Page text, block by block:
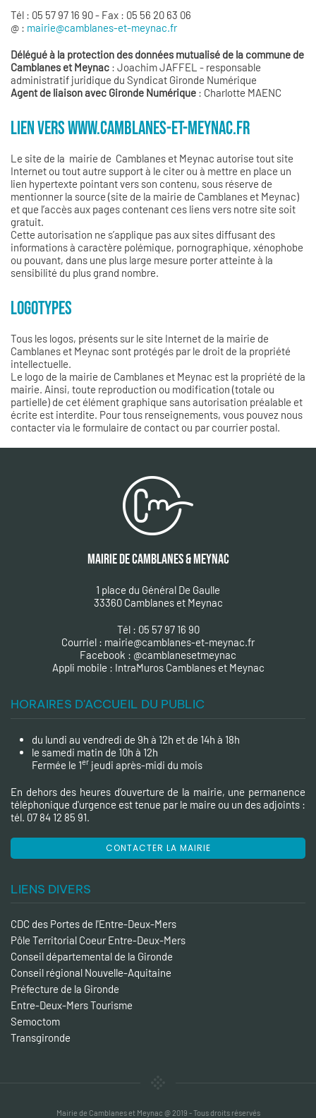
Tél : 05 57 97 16 90 - Fax : 05 56 20 63 06
@ : mairie@camblanes-et-meynac.fr
Délégué à la protection des données mutualisé de la commune de
Camblanes et Meynac : Joachim JAFFEL - responsable
administratif juridique du Syndicat Gironde Numérique
Agent de liaison avec Gironde Numérique : Charlotte MAENC
LIEN VERS WWW.CAMBLANES-ET-MEYNAC.FR
Le site de la mairie de Camblanes et Meynac autorise tout site
Internet ou tout autre support à le citer ou à mettre en place un
lien hypertexte pointant vers son contenu, sous réserve de
mentionner la source (site de la mairie de Camblanes et Meynac)
et que l’accès aux pages contenant ces liens vers notre site soit
gratuit.
Cette autorisation ne s’applique pas aux sites diffusant des
informations à caractère polémique, pornographique, xénophobe
ou pouvant, dans une plus large mesure porter atteinte à la
sensibilité du plus grand nombre.
LOGOTYPES
Tous les logos, présents sur le site Internet de la mairie de
Camblanes et Meynac sont protégés par le droit de la propriété
intellectuelle.
Le logo de la mairie de Camblanes et Meynac est la propriété de la
mairie. Ainsi, toute reproduction ou modification (totale ou
partielle) de cet élément graphique sans autorisation préalable et
écrite est interdite. Pour tous renseignements, vous pouvez nous
contacter via le formulaire de contact ou par courrier postal.
MAIRIE DE CAMBLANES & MEYNAC
1 place du Général De Gaulle
33360 Camblanes et Meynac
Tél : 05 57 97 16 90
Courriel : mairie@camblanes-et-meynac.fr
Facebook : @camblanesetmeynac
Appli mobile : IntraMuros Camblanes et Meynac
HORAIRES D'ACCUEIL DU PUBLIC
du lundi au vendredi de 9h à 12h et de 14h à 18h
le samedi matin de 10h à 12h
Fermée le 1er jeudi après-midi du mois
En dehors des heures d’ouverture de la mairie, une permanence
téléphonique d'urgence est tenue par le maire ou un des adjoints :
tél. 07 84 12 85 91.
CONTACTER LA MAIRIE
LIENS DIVERS
CDC des Portes de l'Entre-Deux-Mers
Pôle Territorial Coeur Entre-Deux-Mers
Conseil départemental de la Gironde
Conseil régional Nouvelle-Aquitaine
Préfecture de la Gironde
Entre-Deux-Mers Tourisme
Semoctom
Transgironde
Mairie de Camblanes et Meynac @ 2019 - Tous droits réservés